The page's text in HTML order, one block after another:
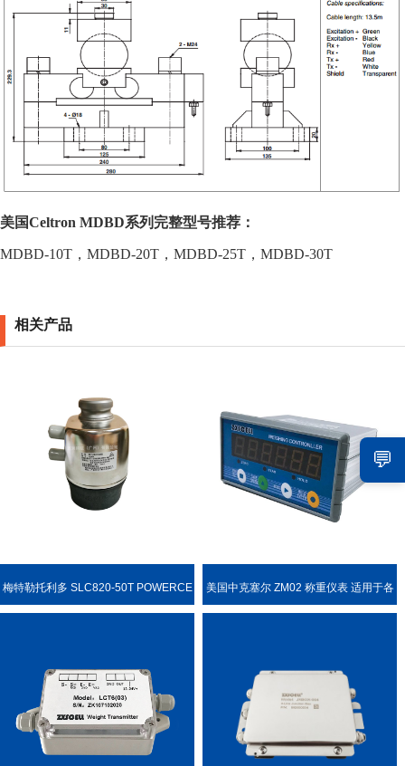
美国Celtron MDBD系列 完整型号推荐：
MDBD-10T，MDBD-20T，MDBD-25T，MDBD-30T
相关产品
梅特勒托利多 SLC820-50T POWERCE 美国中克塞尔 ZM02 称重仪表 适用于各
💬